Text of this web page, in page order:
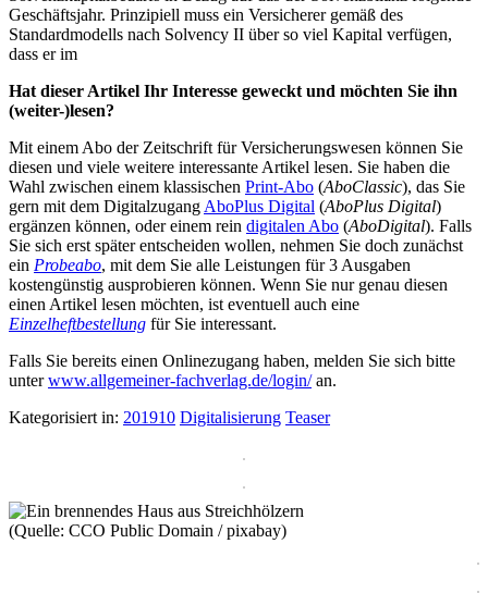
Geschäftsjahr. Prinzipiell muss ein Versicherer gemäß des
Standardmodells nach Solvency II über so viel Kapital verfügen,
dass er im
Hat dieser Artikel Ihr Interesse geweckt und möchten Sie ihn
(weiter-)lesen?
Mit einem Abo der Zeitschrift für Versicherungswesen können Sie
diesen und viele weitere interessante Artikel lesen. Sie haben die
Wahl zwischen einem klassischen Print-Abo (AboClassic), das Sie
gern mit dem Digitalzugang AboPlus Digital (AboPlus Digital)
ergänzen können, oder einem rein digitalen Abo (AboDigital). Falls
Sie sich erst später entscheiden wollen, nehmen Sie doch zunächst
ein Probeabo, mit dem Sie alle Leistungen für 3 Ausgaben
kostengünstig ausprobieren können. Wenn Sie nur genau diesen
einen Artikel lesen möchten, ist eventuell auch eine
Einzelheftbestellung für Sie interessant.
Falls Sie bereits einen Onlinezugang haben, melden Sie sich bitte
unterwww.allgemeiner-fachverlag.de/login/an.
Kategorisiert in: 201910 Digitalisierung Teaser
(Quelle: CCO Public Domain / pixabay)